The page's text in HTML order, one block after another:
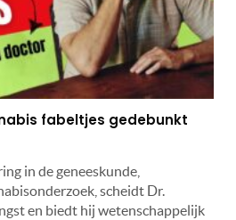
fabeltjes gedebunkt
in de geneeskunde,
scheidt Dr.
en biedt hij wetenschappelijk